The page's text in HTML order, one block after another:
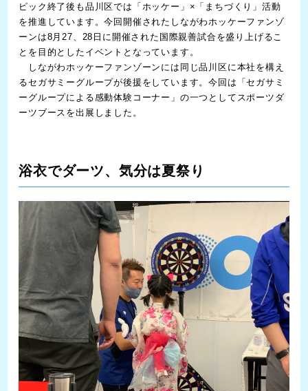
ピック終了後も品川区では「ホッケー」×「まちづくり」活動
を推進しています。今回開催されたしながわホッケーファンゾ
ーンは8月27、28日に開催された国際親善試合を盛り上げるこ
とを目的としたイベントとなっています。
しながわホッケーファンゾーンには同じ品川区に本社を構え
るセガサミーグループが後援をしています。今回は「セガサミ
ーグループによる感動体験コーナー」の一つとしてスポーツダ
ーツブースを出展しました。
浴衣でダーツ、気分は夏祭り